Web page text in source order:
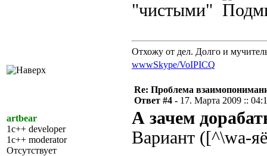
"чистыми"
Отхожу от дел. Долго и
wwwSkype/VoIPICQ
artbear
1c++ developer
1c++ moderator
Отсутствует
Re: Проблема
Ответ #4 - 17. Марта 2009 ::
А зачем
Вариант ([^\wа-